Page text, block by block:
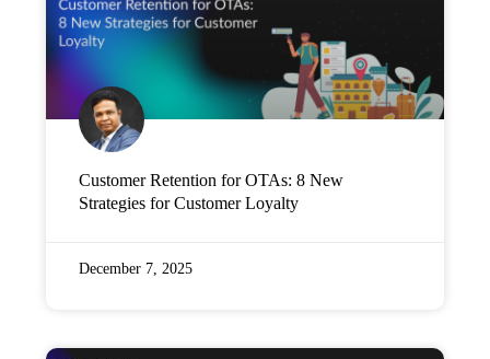
Customer Retention for OTAs: 8 New
Strategies for Customer Loyalty
December 7, 2025